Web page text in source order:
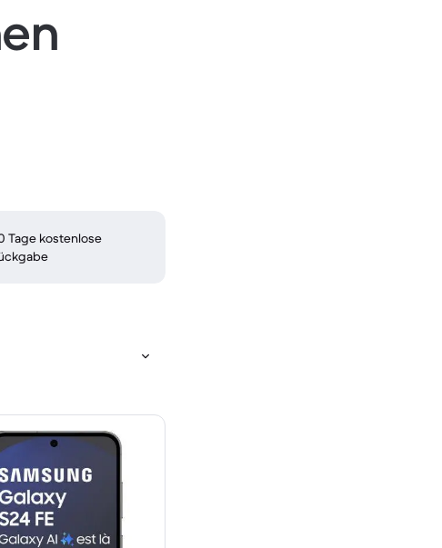
Tage kostenlose